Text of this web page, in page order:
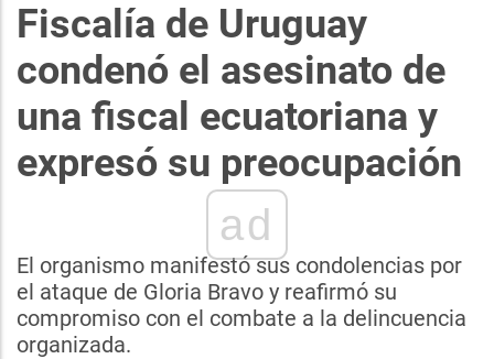
Fiscalía de Uruguay
condenó el asesinato de
una fiscal ecuatoriana y
expresó su preocupación
ad
El organismo manifestó sus condolencias por
el ataque de Gloria Bravo y reafirmó su
compromiso con el combate a la delincuencia
organizada.